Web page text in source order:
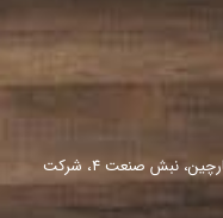
تهران، بزرگراه امام رضا(ع)، بعد از میدان پارچین، نبش صنعت 4، شرکت